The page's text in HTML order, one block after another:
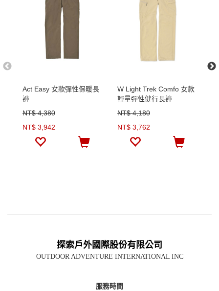
Act Easy 女款彈性保暖長
褲
NT$ 4,380
NT$ 3,942
W Light Trek Comfo 女款
輕量彈性健行長褲
NT$ 4,180
NT$ 3,762
探索戶外國際股份有限公司
OUTDOOR ADVENTURE INTERNATIONAL INC
服務時間